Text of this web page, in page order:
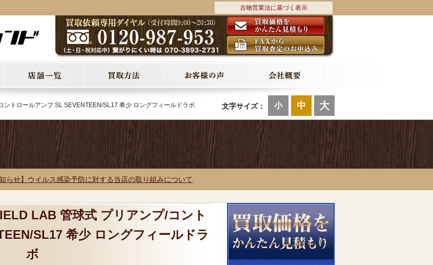
古物営業法に基づく表示
文字サイズ： 小 中 大
ントロールアンプ SL SEVENTEEN/SL17 希少 ロングフィールドラボ
知らせ】ウイルス感染予防に対する当店の取り組みについて
LAB 管球式 プリアンプ/コント
SL17 希少 ロングフィールドラ
ボ